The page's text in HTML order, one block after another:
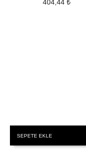
404,44 ₺
SEPETE EKLE